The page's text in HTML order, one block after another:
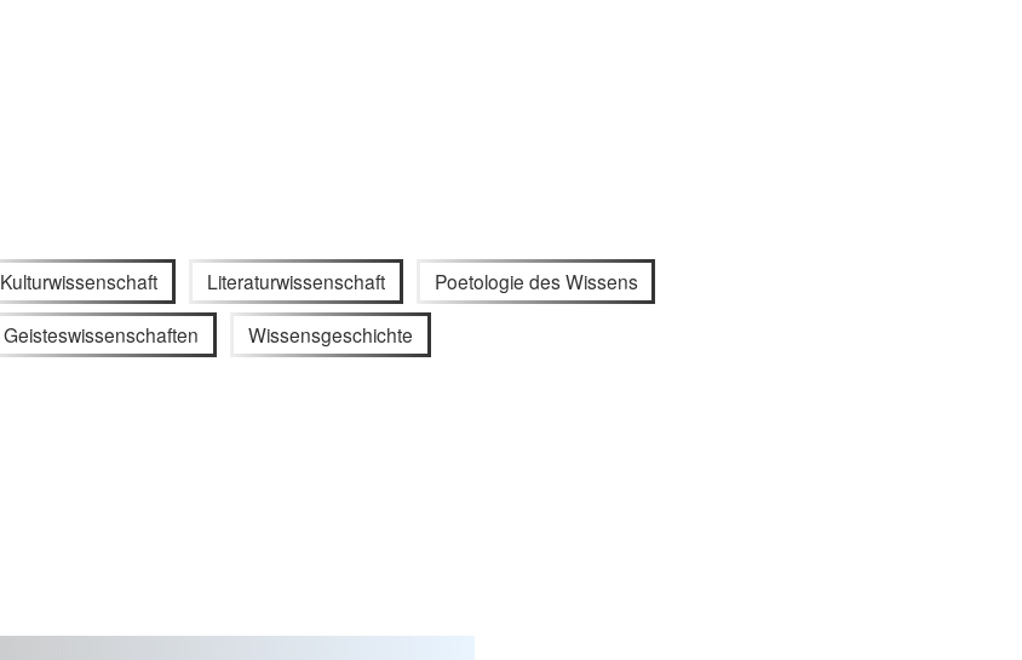
Kulturwissenschaft Literaturwissenschaft Poetologie des Wissens
Geisteswissenschaften Wissensgeschichte